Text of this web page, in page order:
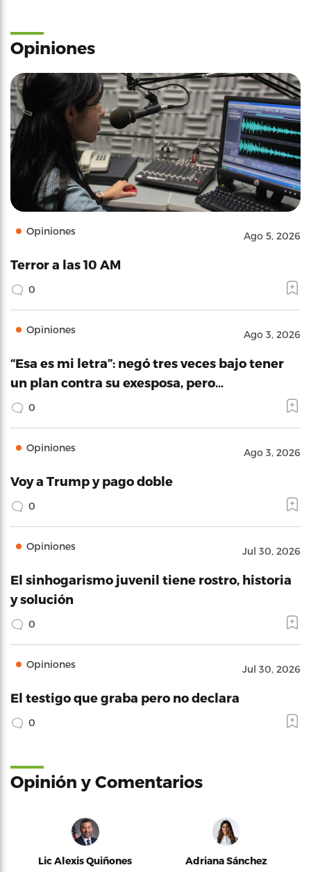
Opiniones
Opiniones Ago 5, 2026
Terror a las 10 AM
0
Opiniones Ago 3, 2026
“Esa es mi letra”: negó tres veces bajo tener
un plan contra su exesposa, pero…
0
Opiniones Ago 3, 2026
Voy a Trump y pago doble
0
Opiniones Jul 30, 2026
El sinhogarismo juvenil tiene rostro, historia
y solución
0
Opiniones Jul 30, 2026
El testigo que graba pero no declara
0
Opinión y Comentarios
Lic Alexis Quiñones Adriana Sánchez